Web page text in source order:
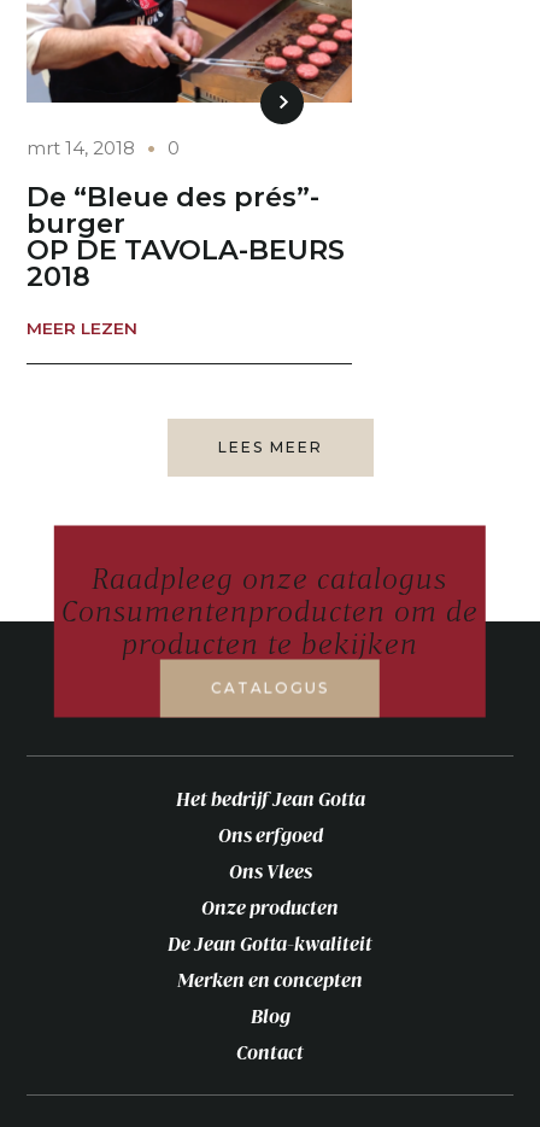
mrt 14, 2018 0
De “Bleue des prés”-
burger
OP DE TAVOLA-BEURS
2018
MEER LEZEN
LEES MEER
Raadpleeg onze catalogus
Consumentenproducten om de
producten te bekijken
CATALOGUS
Het bedrijf Jean Gotta
Ons erfgoed
Ons Vlees
Onze producten
De Jean Gotta-kwaliteit
Merken en concepten
Blog
Contact